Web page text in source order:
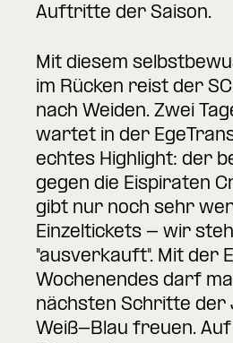
Auftritte der Saison.
Mit diesem
im Rücken reist der
nach Weiden. Zwei
wartet in der
echtes Highlight: der
gegen die Eispiraten
gibt nur noch sehr
Einzeltickets - wir
"ausverkauft". Mit der
Wochenendes darf
nächsten Schritte der
Weiß-Blau freuen. Auf